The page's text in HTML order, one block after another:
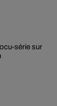
série sur